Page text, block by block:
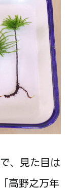
、見た目は
高野之万年